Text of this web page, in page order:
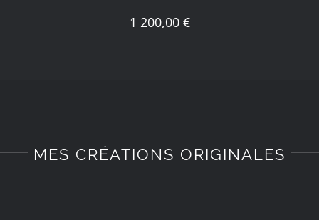
1 200,00 €
MES CRÉATIONS ORIGINALES